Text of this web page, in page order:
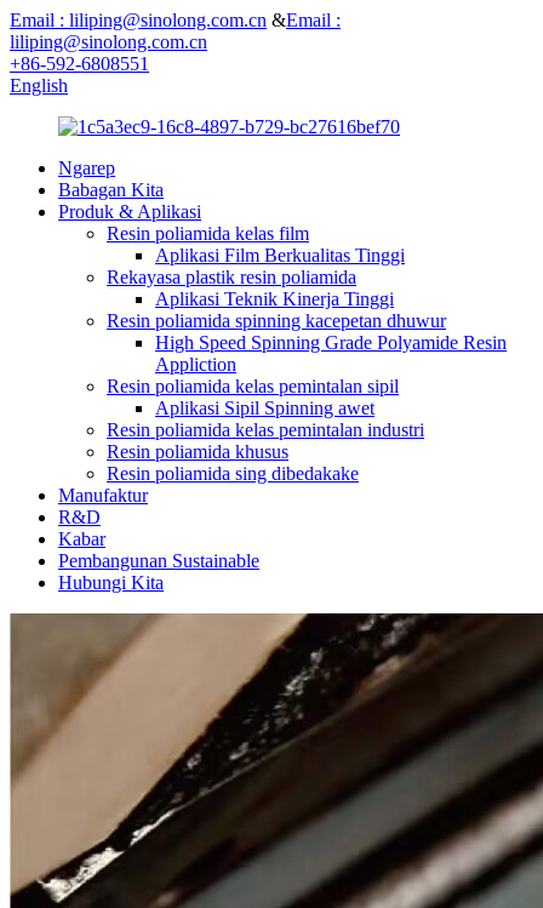
Email : liliping@sinolong.com.cn &Email :
liliping@sinolong.com.cn
+86-592-6808551
English
Ngarep
Babagan Kita
Produk & Aplikasi
Resin poliamida kelas film
Aplikasi Film Berkualitas Tinggi
Rekayasa plastik resin poliamida
Aplikasi Teknik Kinerja Tinggi
Resin poliamida spinning kacepetan dhuwur
High Speed ​​Spinning Grade Polyamide Resin
Appliction
Resin poliamida kelas pemintalan sipil
Aplikasi Sipil Spinning awet
Resin poliamida kelas pemintalan industri
Resin poliamida khusus
Resin poliamida sing dibedakake
Manufaktur
R&D
Kabar
Pembangunan Sustainable
Hubungi Kita